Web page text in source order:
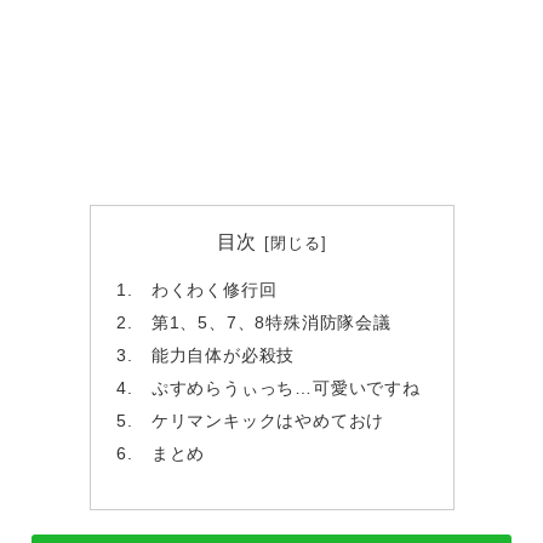
目次
わくわく修行回
第1、5、7、8特殊消防隊会議
能力自体が必殺技
ぷすめらうぃっち…可愛いですね
ケリマンキックはやめておけ
まとめ